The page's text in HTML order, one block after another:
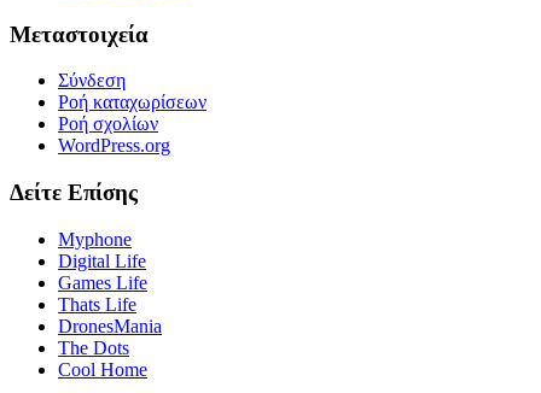
Μεταστοιχεία
Σύνδεση
Ροή καταχωρίσεων
Ροή σχολίων
WordPress.org
Δείτε Επίσης
Myphone
Digital Life
Games Life
Thats Life
DronesMania
The Dots
Cool Home